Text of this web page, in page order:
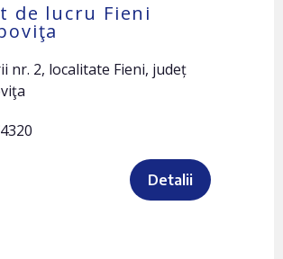
de lucru Fieni
nr. 2, localitate Fieni, județ
Detalii